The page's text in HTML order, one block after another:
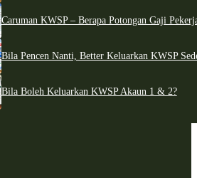
Caruman KWSP – Berapa Potongan Gaji
Bila Pencen Nanti, Better Keluarkan KWSP
Bila Boleh Keluarkan KWSP Akaun 1 & 2?